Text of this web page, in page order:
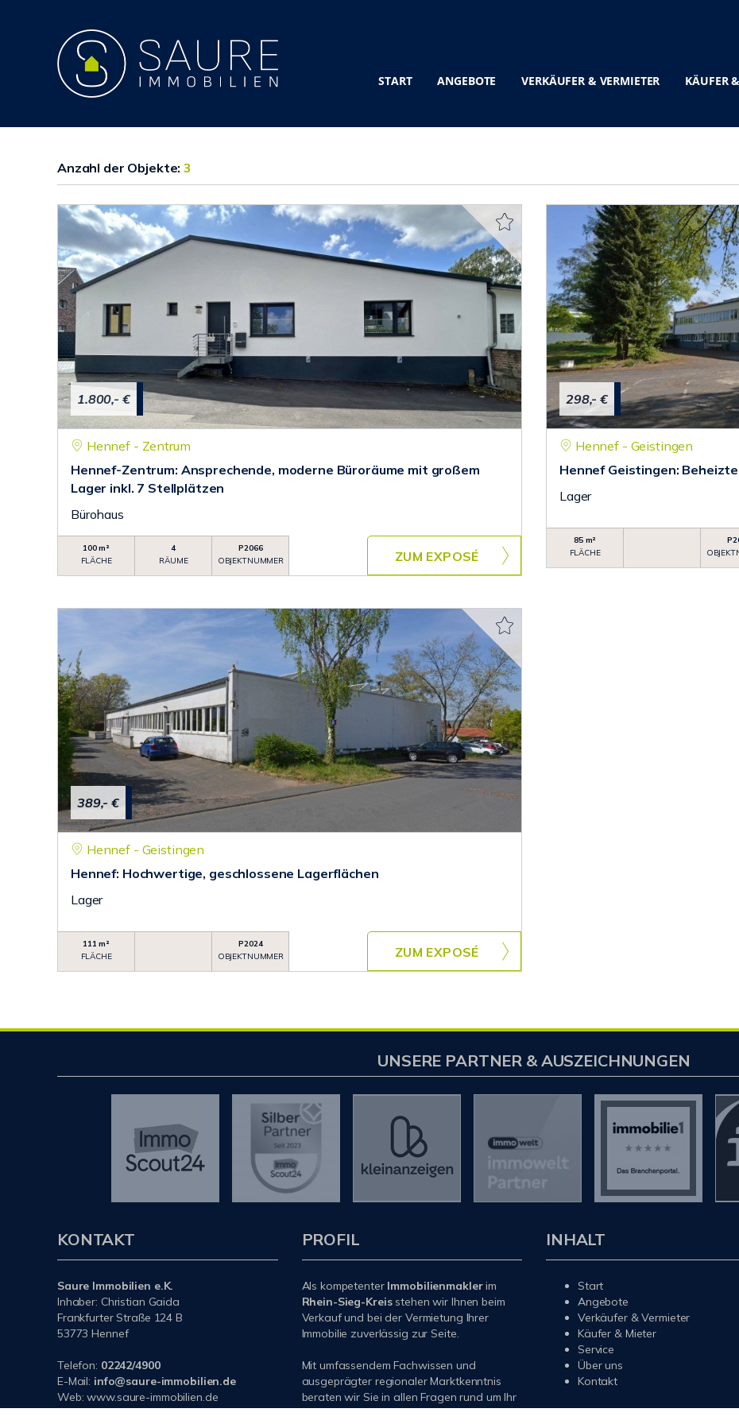
START ANGEBOTE VERKÄUFER & VERMIETER KÄUFER
Anzahl der Objekte:3
1.800,- €
Hennef - Zentrum
Hennef-Zentrum: Ansprechende, moderne Büroräume mit großem
Lager inkl. 7 Stellplätzen
Bürohaus
100 m²
FLÄCHE
4
RÄUME
P2066
OBJEKTNUMMER
ZUM EXPOSÉ
298,- €
Hennef - Geistingen
Hennef Geistingen:
Lager
85 m²
FLÄCHE
389,- €
Hennef - Geistingen
Hennef: Hochwertige, geschlossene Lagerflächen
Lager
111 m²
FLÄCHE
P2024
OBJEKTNUMMER
ZUM EXPOSÉ
UNSERE PARTNER & AUSZEICHNUNGEN
KONTAKT
Saure Immobilien e.K.
Inhaber: Christian Gaida
Frankfurter Straße 124 B
53773 Hennef
Telefon: 02242/4900
E-Mail: info@saure-immobilien.de
Web: www.saure-immobilien.de
PROFIL
Als kompetenter Immobilienmaklerim
Rhein-Sieg-Kreis stehen wir Ihnen beim
Verkauf und bei der Vermietung Ihrer
Immobilie zuverlässig zur Seite.
Mit umfassendem Fachwissen und
ausgeprägter regionaler Marktkenntnis
beraten wir Sie in allen Fragen rund um Ihr
Haus oder Ihre Wohnung imRhein-Sieg-
INHALT
Start
Angebote
Verkäufer & Vermieter
Käufer & Mieter
Service
Über uns
Kontakt